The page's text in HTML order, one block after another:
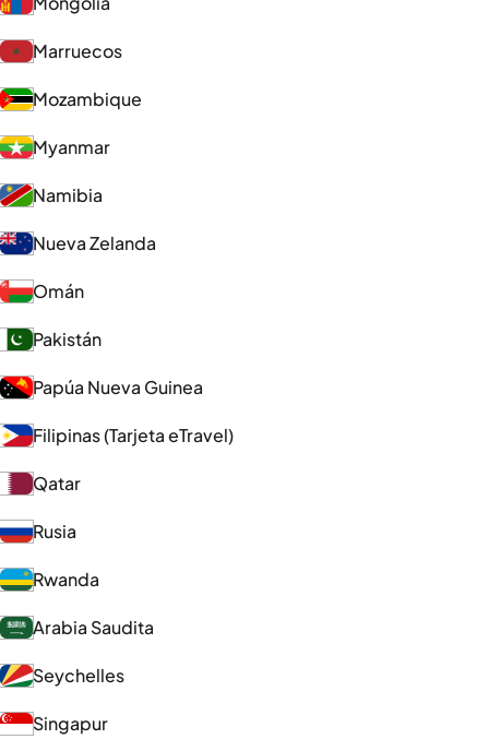
Marruecos
Mozambique
Myanmar
Namibia
Nueva Zelanda
Omán
Pakistán
Papúa Nueva Guinea
Filipinas (Tarjeta eTravel)
Qatar
Rusia
Rwanda
Arabia Saudita
Seychelles
Singapur